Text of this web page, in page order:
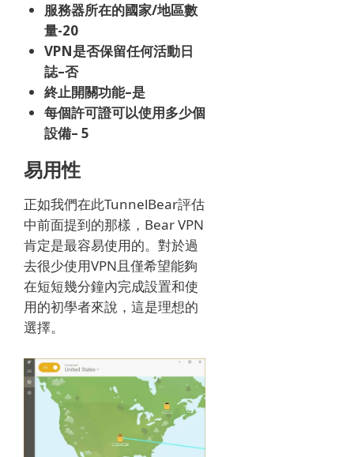
服務器所在的國家/地區數
量-20
VPN是否保留任何活動日
誌–否
終止開關功能–是
每個許可證可以使用多少個
設備– 5
易用性
正如我們在此TunnelBear評估
中前面提到的那樣，Bear VPN
肯定是最容易使用的。 對於過
去很少使用VPN且僅希望能夠
在短短幾分鐘內完成設置和使
用的初學者來說，這是理想的
選擇。